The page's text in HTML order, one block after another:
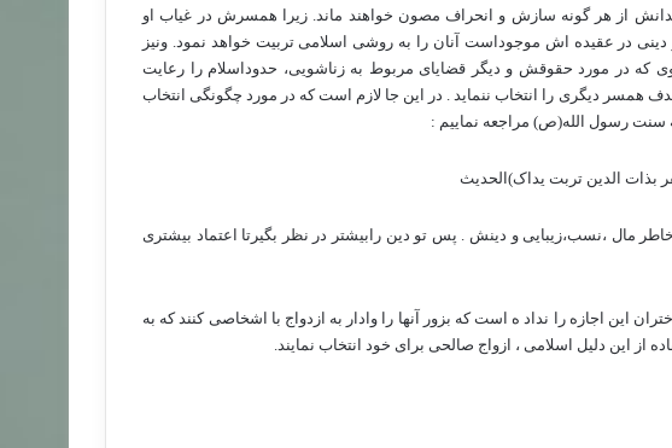
از هر گونه سازش و انحراف مصون خواهند ماند. زیرا همسرش در غیاب او
در عقیده اش موجوداست آنان را به روشی اسلامی تربیت خواهد نمود. ونیز
که در مورد حقوقش و دیگر قضایای مربوط به زناشویی، حدوداسلام را رعایت
همسر دیگری را انتخاب ننماید . در این جا لازم است که در مورد چگونگی انتخاب
رسول الله(ص) مراجعه نماییم :
بذات الدین تربت یداک)الحدیث
مال ،نسب،زیبایی و دینش . پس تو دین رابیشتر در نظر بگیرتا اعتماد بیشتری
این اجازه را نداد ه است که بزور آنها را وادار به ازدواج با اشخاصی کنند که به
از این دلیل اسلامی ، ازواج صالحی برای خود انتخاب نمایند.